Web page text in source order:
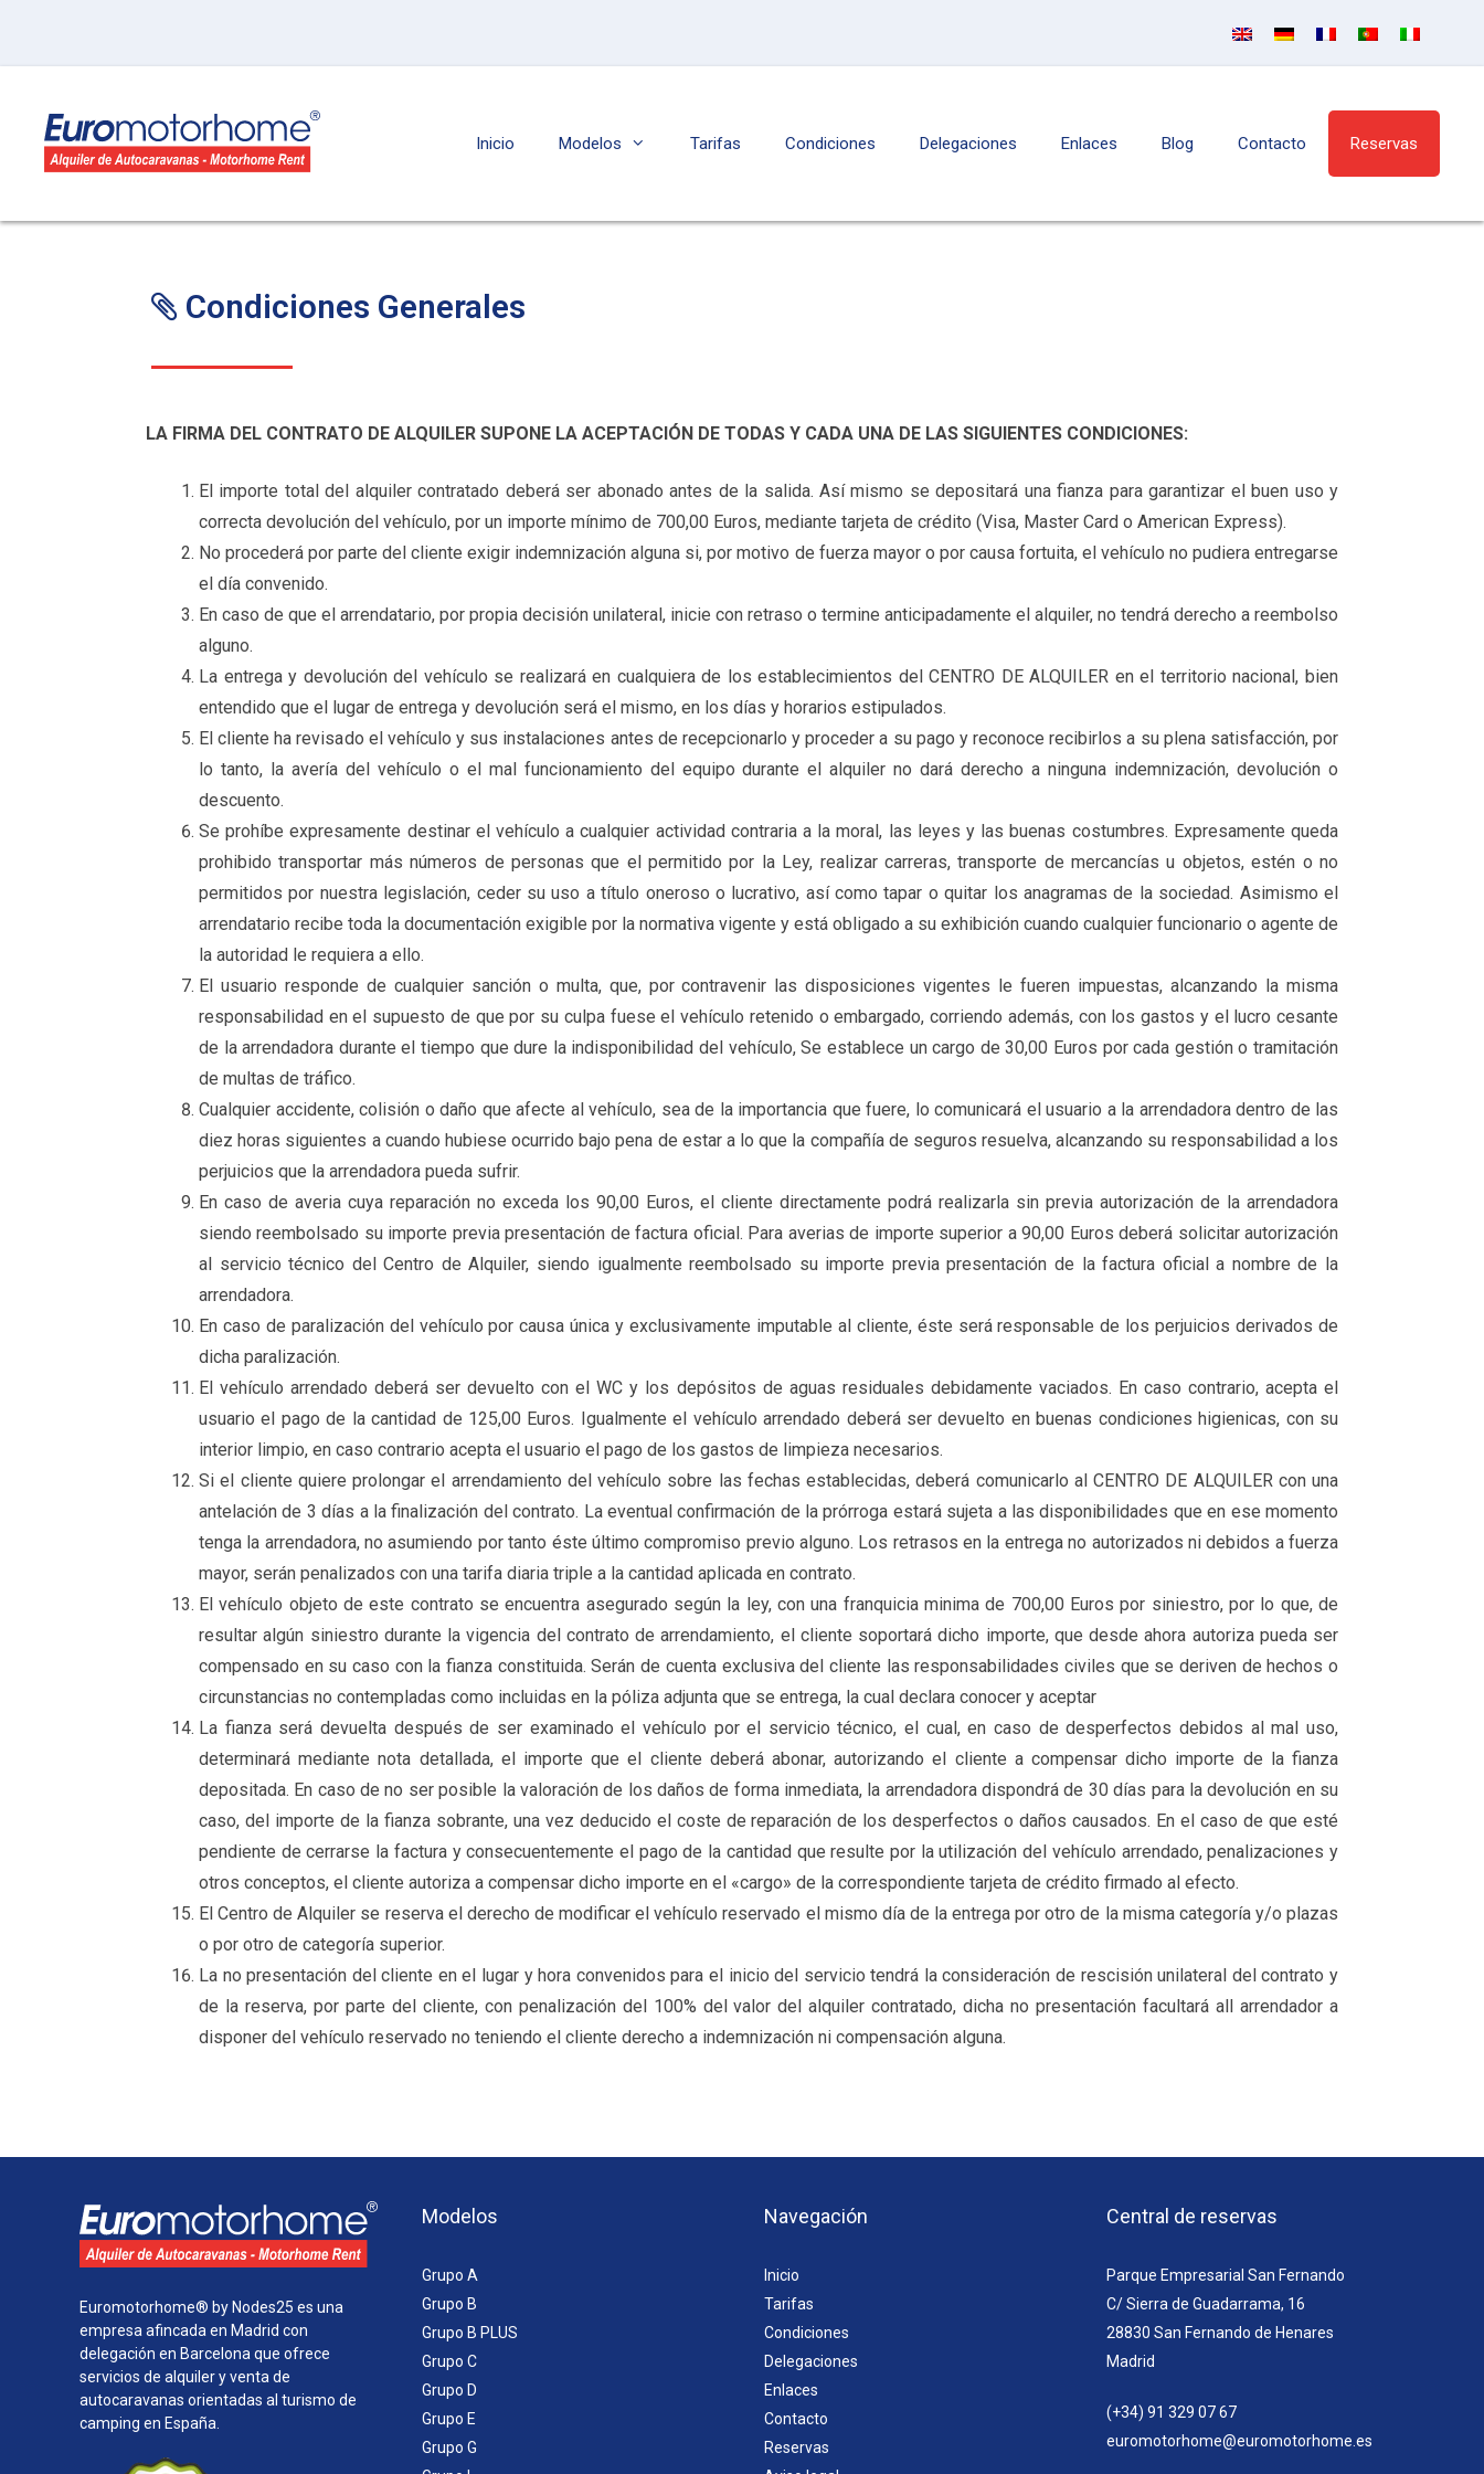
Inicio Modelos Tarifas Condiciones Delegaciones Enlaces Blog Contacto Reservas
Condiciones Generales
LA FIRMA DEL CONTRATO DE ALQUILER SUPONE LA ACEPTACIÓN DE TODAS Y CADA UNA DE LAS SIGUIENTES CONDICIONES:
El importe total del alquiler contratado deberá ser abonado antes de la salida. Así mismo se depositará una fianza para garantizar el buen uso y
correcta devolución del vehículo, por un importe mínimo de 700,00 Euros, mediante tarjeta de crédito (Visa, Master Card o American Express).
No procederá por parte del cliente exigir indemnización alguna si, por motivo de fuerza mayor o por causa fortuita, el vehículo no pudiera entregarse
el día convenido.
En caso de que el arrendatario, por propia decisión unilateral, inicie con retraso o termine anticipadamente el alquiler, no tendrá derecho a reembolso
alguno.
La entrega y devolución del vehículo se realizará en cualquiera de los establecimientos del CENTRO DE ALQUILER en el territorio nacional, bien
entendido que el lugar de entrega y devolución será el mismo, en los días y horarios estipulados.
El cliente ha revisado el vehículo y sus instalaciones antes de recepcionarlo y proceder a su pago y reconoce recibirlos a su plena satisfacción, por
lo tanto, la avería del vehículo o el mal funcionamiento del equipo durante el alquiler no dará derecho a ninguna indemnización, devolución o
descuento.
Se prohíbe expresamente destinar el vehículo a cualquier actividad contraria a la moral, las leyes y las buenas costumbres. Expresamente queda
prohibido transportar más números de personas que el permitido por la Ley, realizar carreras, transporte de mercancías u objetos, estén o no
permitidos por nuestra legislación, ceder su uso a título oneroso o lucrativo, así como tapar o quitar los anagramas de la sociedad. Asimismo el
arrendatario recibe toda la documentación exigible por la normativa vigente y está obligado a su exhibición cuando cualquier funcionario o agente de
la autoridad le requiera a ello.
El usuario responde de cualquier sanción o multa, que, por contravenir las disposiciones vigentes le fueren impuestas, alcanzando la misma
responsabilidad en el supuesto de que por su culpa fuese el vehículo retenido o embargado, corriendo además, con los gastos y el lucro cesante
de la arrendadora durante el tiempo que dure la indisponibilidad del vehículo, Se establece un cargo de 30,00 Euros por cada gestión o tramitación
de multas de tráfico.
Cualquier accidente, colisión o daño que afecte al vehículo, sea de la importancia que fuere, lo comunicará el usuario a la arrendadora dentro de las
diez horas siguientes a cuando hubiese ocurrido bajo pena de estar a lo que la compañía de seguros resuelva, alcanzando su responsabilidad a los
perjuicios que la arrendadora pueda sufrir.
En caso de averia cuya reparación no exceda los 90,00 Euros, el cliente directamente podrá realizarla sin previa autorización de la arrendadora
siendo reembolsado su importe previa presentación de factura oficial. Para averias de importe superior a 90,00 Euros deberá solicitar autorización
al servicio técnico del Centro de Alquiler, siendo igualmente reembolsado su importe previa presentación de la factura oficial a nombre de la
arrendadora.
En caso de paralización del vehículo por causa única y exclusivamente imputable al cliente, éste será responsable de los perjuicios derivados de
dicha paralización.
El vehículo arrendado deberá ser devuelto con el WC y los depósitos de aguas residuales debidamente vaciados. En caso contrario, acepta el
usuario el pago de la cantidad de 125,00 Euros. Igualmente el vehículo arrendado deberá ser devuelto en buenas condiciones higienicas, con su
interior limpio, en caso contrario acepta el usuario el pago de los gastos de limpieza necesarios.
Si el cliente quiere prolongar el arrendamiento del vehículo sobre las fechas establecidas, deberá comunicarlo al CENTRO DE ALQUILER con una
antelación de 3 días a la finalización del contrato. La eventual confirmación de la prórroga estará sujeta a las disponibilidades que en ese momento
tenga la arrendadora, no asumiendo por tanto éste último compromiso previo alguno. Los retrasos en la entrega no autorizados ni debidos a fuerza
mayor, serán penalizados con una tarifa diaria triple a la cantidad aplicada en contrato.
El vehículo objeto de este contrato se encuentra asegurado según la ley, con una franquicia minima de 700,00 Euros por siniestro, por lo que, de
resultar algún siniestro durante la vigencia del contrato de arrendamiento, el cliente soportará dicho importe, que desde ahora autoriza pueda ser
compensado en su caso con la fianza constituida. Serán de cuenta exclusiva del cliente las responsabilidades civiles que se deriven de hechos o
circunstancias no contempladas como incluidas en la póliza adjunta que se entrega, la cual declara conocer y aceptar
La fianza será devuelta después de ser examinado el vehículo por el servicio técnico, el cual, en caso de desperfectos debidos al mal uso,
determinará mediante nota detallada, el importe que el cliente deberá abonar, autorizando el cliente a compensar dicho importe de la fianza
depositada. En caso de no ser posible la valoración de los daños de forma inmediata, la arrendadora dispondrá de 30 días para la devolución en su
caso, del importe de la fianza sobrante, una vez deducido el coste de reparación de los desperfectos o daños causados. En el caso de que esté
pendiente de cerrarse la factura y consecuentemente el pago de la cantidad que resulte por la utilización del vehículo arrendado, penalizaciones y
otros conceptos, el cliente autoriza a compensar dicho importe en el «cargo» de la correspondiente tarjeta de crédito firmado al efecto.
El Centro de Alquiler se reserva el derecho de modificar el vehículo reservado el mismo día de la entrega por otro de la misma categoría y/o plazas
o por otro de categoría superior.
La no presentación del cliente en el lugar y hora convenidos para el inicio del servicio tendrá la consideración de rescisión unilateral del contrato y
de la reserva, por parte del cliente, con penalización del 100% del valor del alquiler contratado, dicha no presentación facultará all arrendador a
disponer del vehículo reservado no teniendo el cliente derecho a indemnización ni compensación alguna.
Euromotorhome® by Nodes25 es una
empresa afincada en Madrid con
delegación en Barcelona que ofrece
servicios de alquiler y venta de
autocaravanas orientadas al turismo de
camping en España.
Modelos
Grupo A
Grupo B
Grupo B PLUS
Grupo C
Grupo D
Grupo E
Grupo G
Navegación
Inicio
Tarifas
Condiciones
Delegaciones
Enlaces
Contacto
Reservas
Central de reservas
Parque Empresarial San Fernando
C/ Sierra de Guadarrama, 16
28830 San Fernando de Henares
Madrid
(+34) 91 329 07 67
euromotorhome@euromotorhome.es